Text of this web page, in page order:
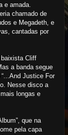
e amada.
chamado de
e Megadeth, e
cantadas por
Cliff
a banda segue
Justice For
Nesse disco a
longas e
que na
pela capa